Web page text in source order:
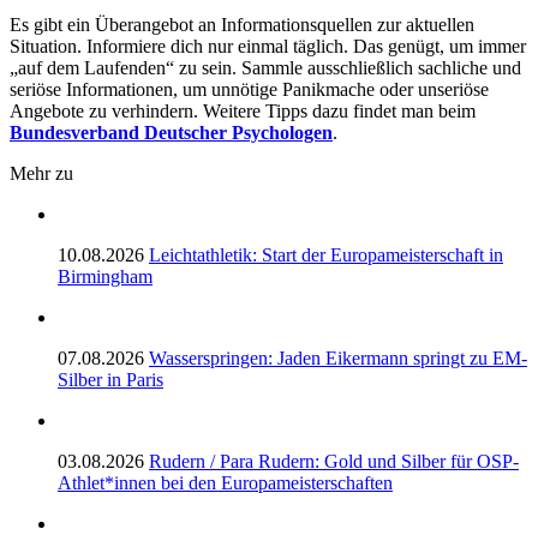
Es gibt ein Überangebot an Informationsquellen zur aktuellen
Situation. Informiere dich nur einmal täglich. Das genügt, um immer
„auf dem Laufenden“ zu sein. Sammle ausschließlich sachliche und
seriöse Informationen, um unnötige Panikmache oder unseriöse
Angebote zu verhindern. Weitere Tipps dazu findet man beim
Bundesverband Deutscher Psychologen.
Mehr zu
10.08.2026 Leichtathletik: Start der Europameisterschaft in
Birmingham
07.08.2026 Wasserspringen: Jaden Eikermann springt zu EM-
Silber in Paris
03.08.2026 Rudern / Para Rudern: Gold und Silber für OSP-
Athlet*innen bei den Europameisterschaften